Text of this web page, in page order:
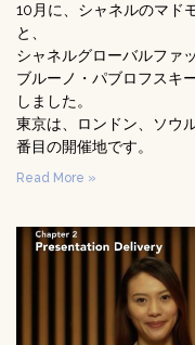
10月に、シャネルのマド
と、
シャネルグローバルファ
ブルーノ・パブロフスキ
しました。
東京は、ロンドン、ソウ
番目の開催地です。
Read More »